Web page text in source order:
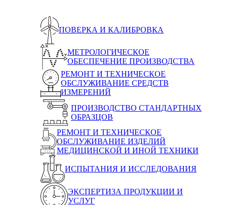
ПОВЕРКА И КАЛИБРОВКА
МЕТРОЛОГИЧЕСКОЕ
ОБЕСПЕЧЕНИЕ ПРОИЗВОДСТВА
РЕМОНТ И ТЕХНИЧЕСКОЕ
ОБСЛУЖИВАНИЕ СРЕДСТВ
ИЗМЕРЕНИЙ
ПРОИЗВОДСТВО СТАНДАРТНЫХ
ОБРАЗЦОВ
РЕМОНТ И ТЕХНИЧЕСКОЕ
ОБСЛУЖИВАНИЕ ИЗДЕЛИЙ
МЕДИЦИНСКОЙ И ИНОЙ ТЕХНИКИ
ИСПЫТАНИЯ И ИССЛЕДОВАНИЯ
ЭКСПЕРТИЗА ПРОДУКЦИИ И
УСЛУГ